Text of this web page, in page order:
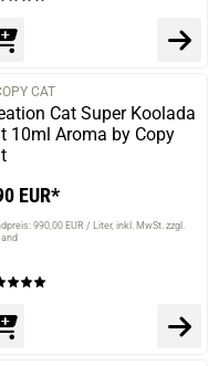
CAT
Cat Super Koolada
10ml Aroma by Copy
EUR*
990,00 EUR / Liter inkl. MwSt. zzgl.